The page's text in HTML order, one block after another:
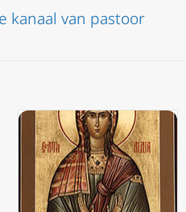
kanaal van pastoor